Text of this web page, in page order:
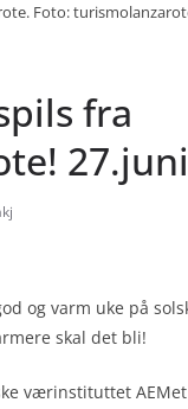
Foto:
fra
og varm uke på
skal det bli!
værinstituttet